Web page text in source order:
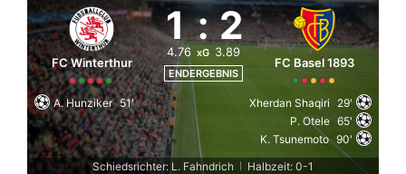
FC Winterthur
1 : 2
4.76 xG 3.89
ENDERGEBNIS
FC Basel 1893
A. Hunziker 51' Xherdan Shaqiri
29'
P. Otele 65'
K. Tsunemoto 90'
Schiedsrichter: L. Fahndrich
Halbzeit: 0-1